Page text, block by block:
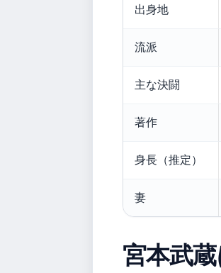
出身地
流派
主な決闘
著作
身長（推定）
妻
宮本武